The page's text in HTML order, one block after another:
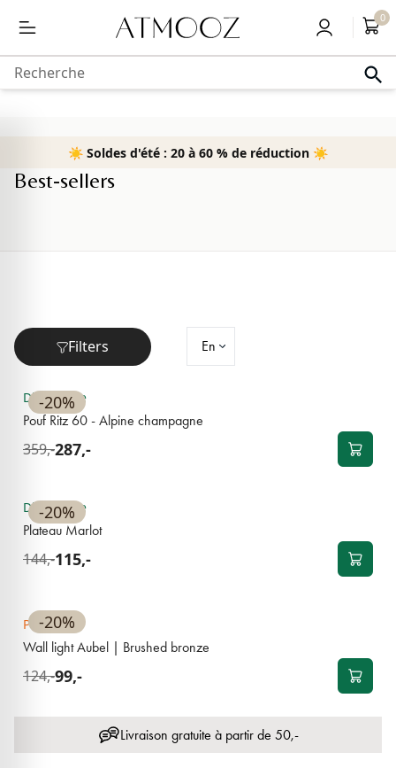
Livraison gratuite à partir de 50,- 0
Recherche
☀️ Soldes d'été : 20 à 60 % de réduction ☀️
Bestsellers
Best-sellers
Filters
BEST-SELLER
-20%
Disponible
Pouf Ritz 60 - Alpine champagne
359,-287,-
-20%
Disponible
Plateau Marlot
144,-115,-
-20%
Pre-order
Wall light Aubel | Brushed bronze
124,-99,-
Livraison gratuite à partir de 50,-
BEST-SELLER